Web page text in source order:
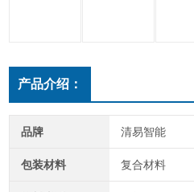
产品介绍：
品牌 清易智能
包装材料 复合材料